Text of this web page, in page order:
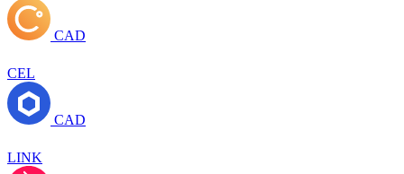
CAD
CEL
CAD
LINK